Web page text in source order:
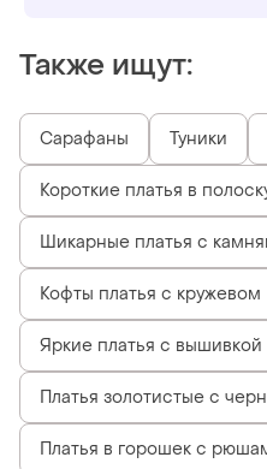
Также ищут:
Сарафаны Туники
Короткие платья в
Шикарные платья с
Кофты платья с кружевом
Яркие платья с вышивкой
Платья золотистые с
Платья в горошек с